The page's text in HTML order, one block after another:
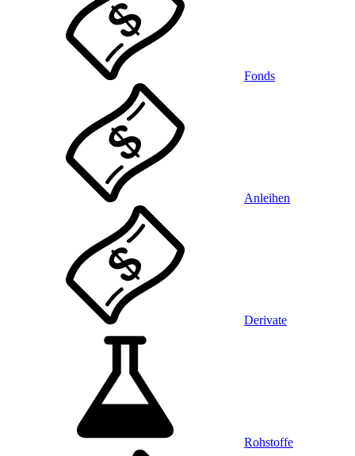
Fonds
Anleihen
Derivate
Rohstoffe